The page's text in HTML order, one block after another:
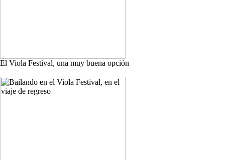
El Viola Festival, una muy buena opción